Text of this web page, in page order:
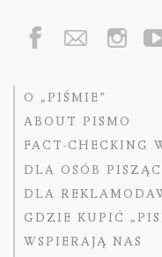
O „PIŚMIE”
ABOUT PISMO
FACT-CHECKING
DLA OSÓB
DLA
GDZIE KUPIĆ
WSPIERAJĄ NAS